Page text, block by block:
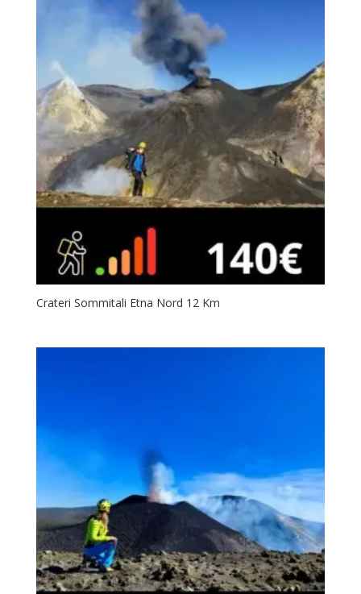
Crateri Sommitali Etna Nord 12 Km